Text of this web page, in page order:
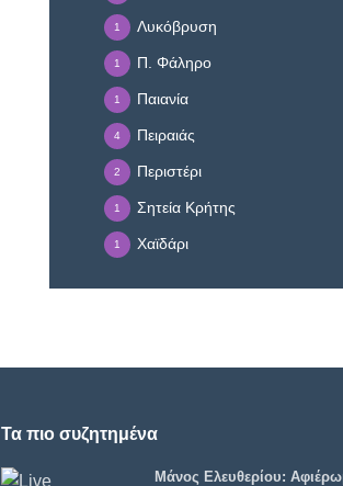
Λυκόβρυση
1
Π. Φάληρο
1
Παιανία
1
Πειραιάς
4
Περιστέρι
2
Σητεία Κρήτης
1
Χαϊδάρι
1
Τα πιο συζητημένα
Μάνος Ελευθερίου: